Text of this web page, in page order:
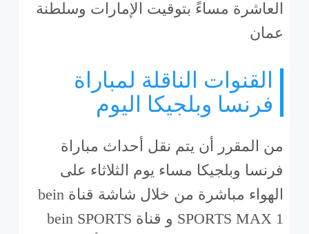
العاشرة مساءً بتوقيت الإمارات وسلطنة
عمان
القنوات الناقلة لمباراة
فرنسا وبلجيكا اليوم
من المقرر أن يتم نقل أحداث مباراة
فرنسا وبلجيكا مساء يوم الثلاثاء على
الهواء مباشرة من خلال شاشة قناة bein
SPORTS MAX 1 و قناة bein SPORTS